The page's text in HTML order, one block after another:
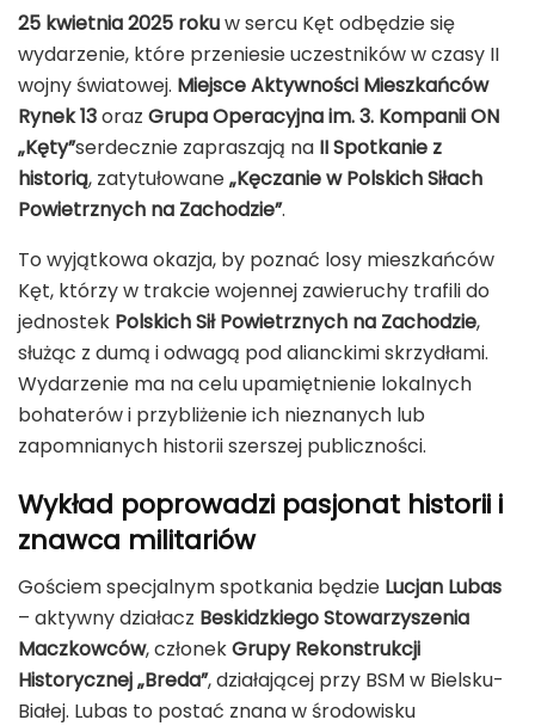
25 kwietnia 2025 rokuw sercu Kęt odbędzie się
wydarzenie, które przeniesie uczestników w czasy II
wojny światowej. Miejsce Aktywności Mieszkańców
Rynek 13oraz Grupa Operacyjna im. 3. Kompanii ON
„Kęty”serdecznie zapraszają na II Spotkanie z
historią, zatytułowane„Kęczanie w Polskich Siłach
Powietrznych na Zachodzie”.
To wyjątkowa okazja, by poznać losy mieszkańców
Kęt, którzy w trakcie wojennej zawieruchy trafili do
jednostek Polskich Sił Powietrznych na Zachodzie,
służąc z dumą i odwagą pod alianckimi skrzydłami.
Wydarzenie ma na celu upamiętnienie lokalnych
bohaterów i przybliżenie ich nieznanych lub
zapomnianych historii szerszej publiczności.
Wykład poprowadzi pasjonat historii i
znawca militariów
Gościem specjalnym spotkania będzie Lucjan Lubas
– aktywny działacz Beskidzkiego Stowarzyszenia
Maczkowców, członekGrupy Rekonstrukcji
Historycznej „Breda”, działającej przy BSM w Bielsku-
Białej. Lubas to postać znana w środowisku